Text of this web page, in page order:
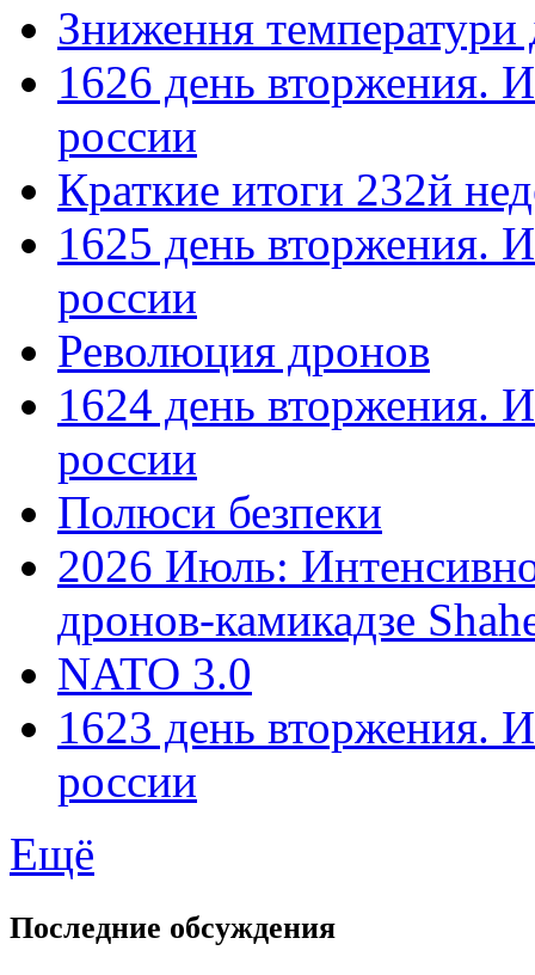
Зниження температури
1626 день вторжения.
россии
Краткие итоги 232й
1625 день вторжения.
россии
Революция дронов
1624 день вторжения.
россии
Полюси безпеки
2026 Июль:
дронов-камикадзе
NATO 3.0
1623 день вторжения.
россии
Ещё
Последние обсуждения